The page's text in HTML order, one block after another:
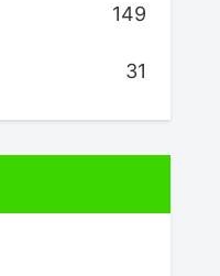
149
31